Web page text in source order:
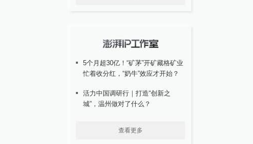
5个月超30亿！“矿茅”开矿藏格矿业
忙着收分红，“奶牛”效应才开始？
活力中国调研行｜打造“创新之
城”，温州做对了什么？
查看更多